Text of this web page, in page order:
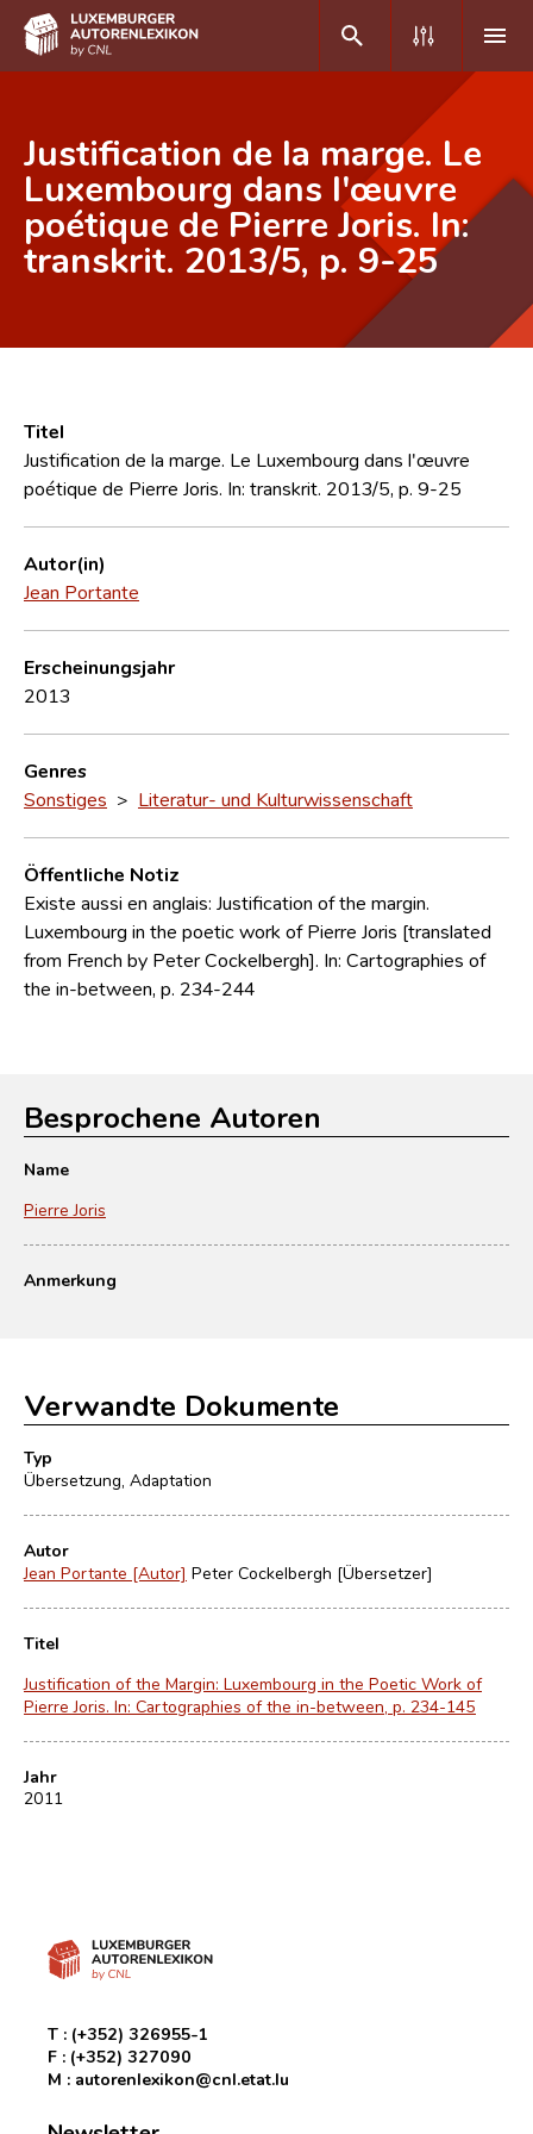
DE FR
Home
Autor(inn)en A-Z
Forschungsgruppe
Kontakt
Justification de la marge. Le
Luxembourg dans l'œuvre
poétique de Pierre Joris. In:
transkrit. 2013/5, p. 9-25
Titel
Justification de la marge. Le Luxembourg dans l'œuvre
poétique de Pierre Joris. In: transkrit. 2013/5, p. 9-25
Autor(in)
Jean Portante
Erscheinungsjahr
2013
Genres
Sonstiges > Literatur- und Kulturwissenschaft
Öffentliche Notiz
Existe aussi en anglais: Justification of the margin.
Luxembourg in the poetic work of Pierre Joris [translated
from French by Peter Cockelbergh]. In: Cartographies of
the in-between, p. 234-244
Besprochene Autoren
Name
Pierre Joris
Anmerkung
Verwandte Dokumente
Typ
Übersetzung, Adaptation
Autor
Jean Portante [Autor] Peter Cockelbergh [Übersetzer]
Titel
Justification of the Margin: Luxembourg in the Poetic Work of
Pierre Joris. In: Cartographies of the in-between, p. 234-145
Jahr
2011
T : (+352) 326955-1
F : (+352) 327090
M : autorenlexikon@cnl.etat.lu